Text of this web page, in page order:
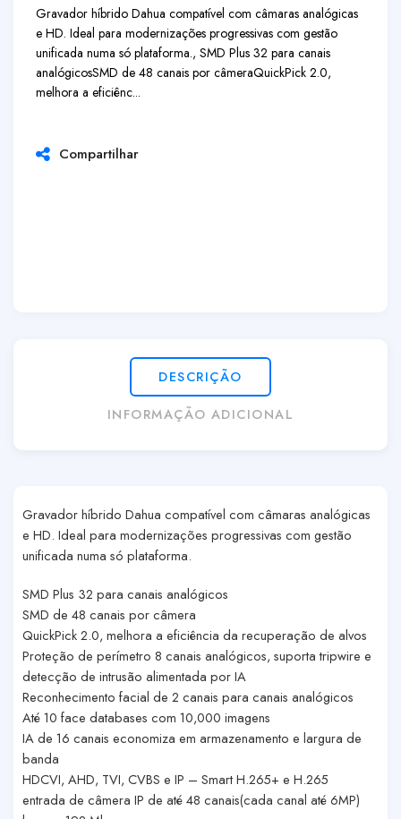
Gravador híbrido Dahua compatível com câmaras analógicas
e HD. Ideal para modernizações progressivas com gestão
unificada numa só plataforma., SMD Plus 32 para canais
analógicosSMD de 48 canais por câmeraQuickPick 2.0,
melhora a eficiênc...
Compartilhar
DESCRIÇÃO
INFORMAÇÃO ADICIONAL
Gravador híbrido Dahua compatível com câmaras analógicas
e HD. Ideal para modernizações progressivas com gestão
unificada numa só plataforma.
SMD Plus 32 para canais analógicos
SMD de 48 canais por câmera
QuickPick 2.0, melhora a eficiência da recuperação de alvos
Proteção de perímetro 8 canais analógicos, suporta tripwire e
detecção de intrusão alimentada por IA
Reconhecimento facial de 2 canais para canais analógicos
Até 10 face databases com 10,000 imagens
IA de 16 canais economiza em armazenamento e largura de
banda
HDCVI, AHD, TVI, CVBS e IP – Smart H.265+ e H.265
entrada de câmera IP de até 48 canais(cada canal até 6MP)